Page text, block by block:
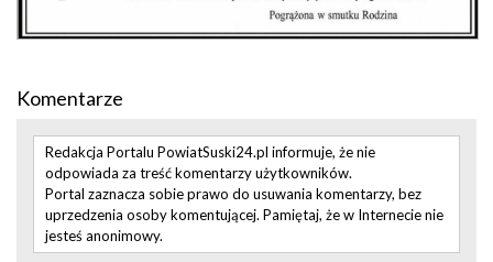
Komentarze
Redakcja Portalu PowiatSuski24.pl informuje, że nie
odpowiada za treść komentarzy użytkowników.
Portal zaznacza sobie prawo do usuwania komentarzy, bez
uprzedzenia osoby komentującej. Pamiętaj, że w Internecie nie
jesteś anonimowy.